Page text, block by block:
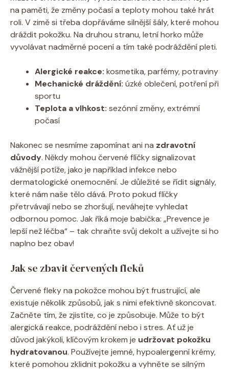
na paměti, že změny počasí a teploty mohou také hrát
roli. V zimě si třeba dopřáváme silnější šály, které mohou
dráždit pokožku. Na druhou stranu, letní horko může
vyvolávat nadměrné pocení a tím také podráždění pleti.
Alergické reakce: kosmetika, parfémy, potraviny
Mechanické dráždění: úzké oblečení, potření při
sportu
Teplota a vlhkost: sezónní změny, extrémní
počasí
Nakonec se nesmíme zapomínat ani na zdravotní
důvody. Někdy mohou červené flíčky signalizovat
vážnější potíže, jako je například infekce nebo
dermatologické onemocnění. Je důležité se řídit signály,
které nám naše tělo dává. Proto pokud flíčky
přetrvávají nebo se zhoršují, neváhejte vyhledat
odbornou pomoc. Jak říká moje babička: „Prevence je
lepší než léčba“ – tak chraňte svůj dekolt a užívejte si ho
naplno bez obav!
Jak se zbavit červených fleků
Červené fleky na pokožce mohou být frustrující, ale
existuje několik způsobů, jak s nimi efektivně skoncovat.
Začněte tím, že zjistíte, co je způsobuje. Může to být
alergická reakce, podráždění nebo i stres. Ať už je
důvod jakýkoli, klíčovým krokem je udržovat pokožku
hydratovanou. Používejte jemné, hypoalergenní krémy,
které pomohou zklidnit pokožku a vyhněte se silným